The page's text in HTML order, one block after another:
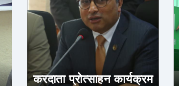
करदाता प्रोत्साहन कार्यक्रम